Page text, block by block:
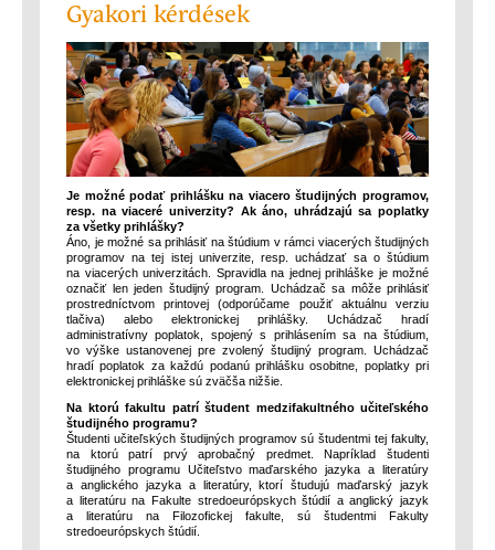
Gyakori kérdések
Je možné podať prihlášku na viacero študijných programov,
resp. na viaceré univerzity? Ak áno, uhrádzajú sa poplatky
za všetky prihlášky?
Áno, je možné sa prihlásiť na štúdium v rámci viacerých študijných
programov na tej istej univerzite, resp. uchádzať sa o štúdium
na viacerých univerzitách. Spravidla na jednej prihláške je možné
označiť len jeden študijný program. Uchádzač sa môže prihlásiť
prostredníctvom printovej (odporúčame použiť aktuálnu verziu
tlačiva) alebo elektronickej prihlášky. Uchádzač hradí
administratívny poplatok, spojený s prihlásením sa na štúdium,
vo výške ustanovenej pre zvolený študijný program. Uchádzač
hradí poplatok za každú podanú prihlášku osobitne, poplatky pri
elektronickej prihláške sú zväčša nižšie.
Na ktorú fakultu patrí študent medzifakultného učiteľského
študijného programu?
Študenti učiteľských študijných programov sú študentmi tej fakulty,
na ktorú patrí prvý aprobačný predmet. Napríklad študenti
študijného programu Učiteľstvo maďarského jazyka a literatúry
a anglického jazyka a literatúry, ktorí študujú maďarský jazyk
a literatúru na Fakulte stredoeurópskych štúdií a anglický jazyk
a literatúru na Filozofickej fakulte, sú študentmi Fakulty
stredoeurópskych štúdií.